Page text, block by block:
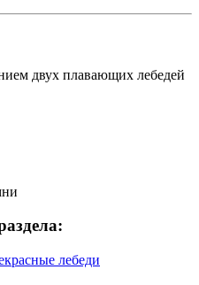
двух плавающих лебедей